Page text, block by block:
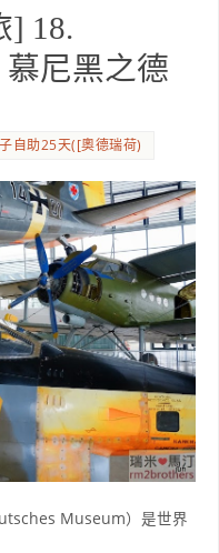
] 18.
慕尼黑之德
自助25天([奧德瑞荷)
Museum）是世界